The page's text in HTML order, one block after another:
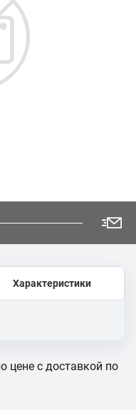
Характеристики
цене с доставкой по